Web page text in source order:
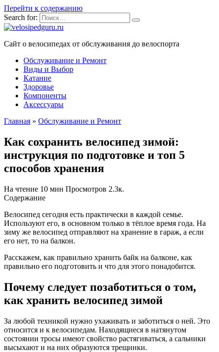
Перейти к содержанию
Search for:
Сайт о велосипедах от обслуживания до велоспорта
Обслуживание и Ремонт
Виды и Выбор
Катание
Здоровье
Компоненты
Аксессуары
Главная » Обслуживание и Ремонт
Как сохранить велосипед зимой:
инструкция по подготовке и топ 5
способов хранения
На чтение 10 мин Просмотров 2.3к.
Содержание
Велосипед сегодня есть практически в каждой семье.
Используют его, в основном только в тёплое время года. На
зиму же велосипед отправляют на хранение в гараж, а если
его нет, то на балкон.
Расскажем, как правильно хранить байк на балконе, как
правильно его подготовить и что для этого понадобится.
Почему следует позаботиться о том,
как хранить велосипед зимой
За любой техникой нужно ухаживать и заботиться о ней. Это
относится и к велосипедам. Находящиеся в натянутом
состоянии тросы имеют свойство растягиваться, а сальники
высыхают и на них образуются трещинки.